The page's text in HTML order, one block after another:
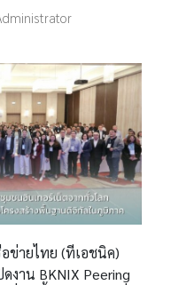
ายไทย (ทีเอชนิค)
งาน BKNIX Peering